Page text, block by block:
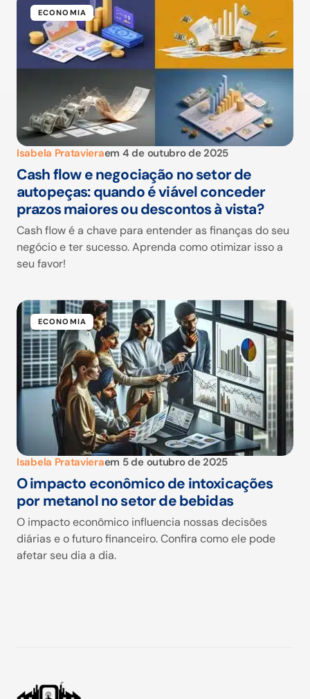
ECONOMIA
Isabela Pratavieraem 4 de outubro de 2025
Cash flow e negociação no setor de
autopeças: quando é viável conceder
prazos maiores ou descontos à vista?
Cash flow é a chave para entender as finanças do seu
negócio e ter sucesso. Aprenda como otimizar isso a
seu favor!
ECONOMIA
Isabela Pratavieraem 5 de outubro de 2025
O impacto econômico de intoxicações
por metanol no setor de bebidas
O impacto econômico influencia nossas decisões
diárias e o futuro financeiro. Confira como ele pode
afetar seu dia a dia.